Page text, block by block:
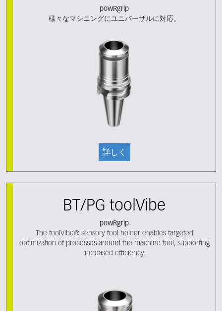
powRgrip
様々なマシニングにユニバーサルに対応。
詳しく
BT/PG toolVibe
powRgrip
The toolVibe® sensory tool holder enables targeted
optimization of processes around the machine tool, supporting
increased efficiency.